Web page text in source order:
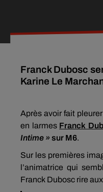
Franck Dubosc
Karine Le
Après avoir fait
en larmes Franck
Intime »sur M6.
Sur les premières
l’animatrice qui
Franck Dubosc rire